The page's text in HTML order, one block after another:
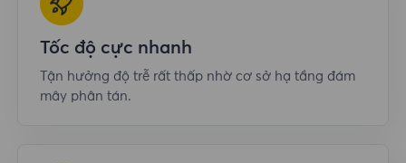
Tốc độ cực nhanh
Tận hưởng độ trễ rất thấp nhờ cơ sở hạ tầng đám
mây phân tán.